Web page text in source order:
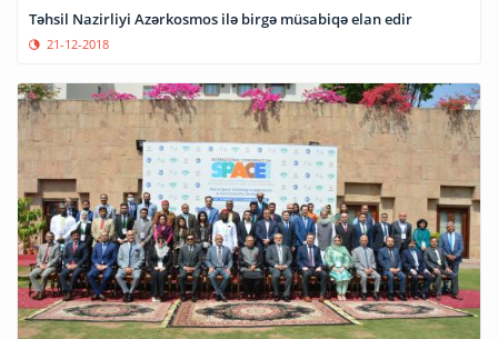
Təhsil Nazirliyi Azərkosmos ilə birgə müsabiqə elan edir
21-12-2018